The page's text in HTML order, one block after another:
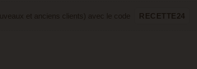
et anciens clients) avec le code RECETTE24